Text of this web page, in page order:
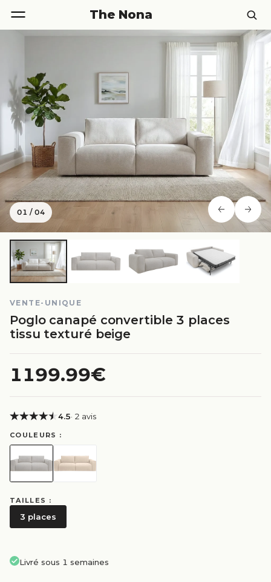
The Nona
01 /04
VENTE-UNIQUE
Poglo canapé convertible 3 places
tissu texturé beige
1199.99€
4.5· 2 avis
COULEURS :
TAILLES :
3 places
Livré sous 1 semaines